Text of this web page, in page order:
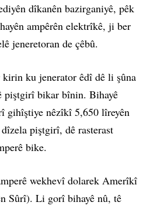
dîkanên bazirganiyê, pêk
ampêrên elektrîkê, ji ber
jeneretoran de çêbû.
kirin ku jenerator êdî dê li şûna
piştgirî bikar bînin. Bihayê
gihîştiye nêzîkî 5,650 lîreyên
piştgirî, dê rasterast
bike.
wekhevî dolarek Amerîkî
Sûrî). Li gorî bihayê nû, tê